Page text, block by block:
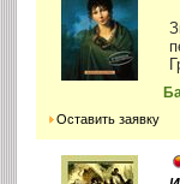
Оставить заявку